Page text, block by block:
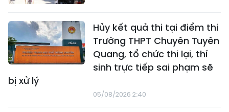
Hủy kết quả thi tại điểm thi
Trường THPT Chuyên Tuyên
Quang, tổ chức thi lại, thí
sinh trực tiếp sai phạm sẽ
bị xử lý
05/08/2026 2:40